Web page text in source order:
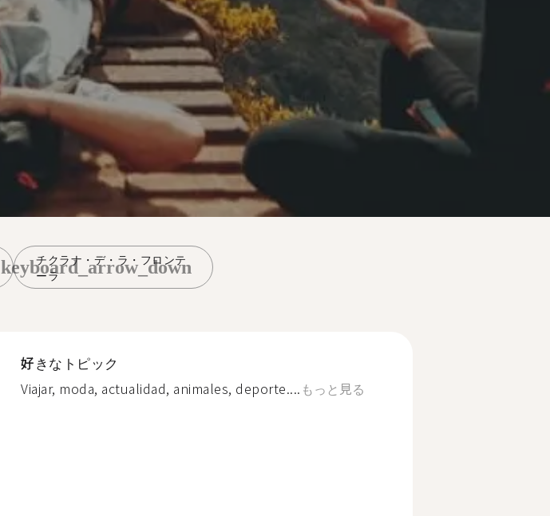
チクラナ・デ・ラ・フロンテ
ーラ
keyboard_arrow_down
好きなトピック
Viajar, moda, actualidad, animales, deporte.... もっと見る